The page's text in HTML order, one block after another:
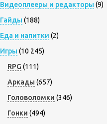
Видеоплееры и редакторы (9)
Гайды (188)
Еда и напитки (2)
Игры (10 245)
RPG (111)
Аркады (657)
Головоломки (346)
Гонки (494)